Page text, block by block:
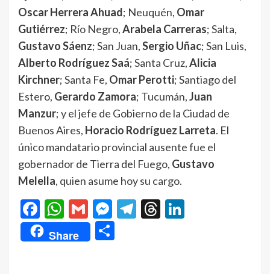
Oscar Herrera Ahuad; Neuquén, Omar
Gutiérrez; Río Negro,Arabela Carreras; Salta,
Gustavo Sáenz; San Juan,Sergio Uñac; San Luis,
Alberto Rodríguez Saá; Santa Cruz,Alicia
Kirchner; Santa Fe, Omar Perotti; Santiago del
Estero, Gerardo Zamora; Tucumán,Juan
Manzur; y el jefe de Gobierno de la Ciudad de
Buenos Aires, Horacio Rodríguez Larreta. El
único mandatario provincial ausente fue el
gobernador de Tierra del Fuego, Gustavo
Melella, quien asume hoy su cargo.
Facebook
WhatsApp
GmailMessenger
Telegram
Threads
Share